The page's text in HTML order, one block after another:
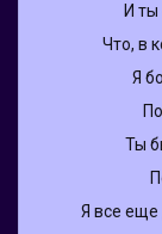
И
Что, в
Я
Ты
Я все еще